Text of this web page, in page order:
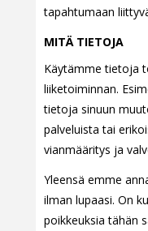
tapahtumaan
MITÄ TIETOJA
Käytämme tietoja
liiketoiminnan.
tietoja sinuun
palveluista tai
vianmääritys ja
Yleensä emme
ilman lupaasi. On
poikkeuksia tähän